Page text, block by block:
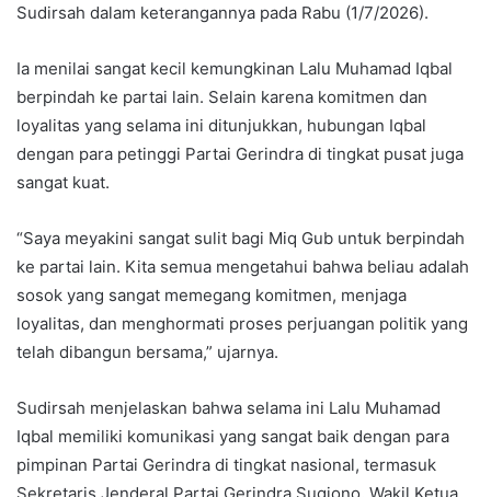
Sudirsah dalam keterangannya pada Rabu (1/7/2026).
Ia menilai sangat kecil kemungkinan Lalu Muhamad Iqbal
berpindah ke partai lain. Selain karena komitmen dan
loyalitas yang selama ini ditunjukkan, hubungan Iqbal
dengan para petinggi Partai Gerindra di tingkat pusat juga
sangat kuat.
“Saya meyakini sangat sulit bagi Miq Gub untuk berpindah
ke partai lain. Kita semua mengetahui bahwa beliau adalah
sosok yang sangat memegang komitmen, menjaga
loyalitas, dan menghormati proses perjuangan politik yang
telah dibangun bersama,” ujarnya.
Sudirsah menjelaskan bahwa selama ini Lalu Muhamad
Iqbal memiliki komunikasi yang sangat baik dengan para
pimpinan Partai Gerindra di tingkat nasional, termasuk